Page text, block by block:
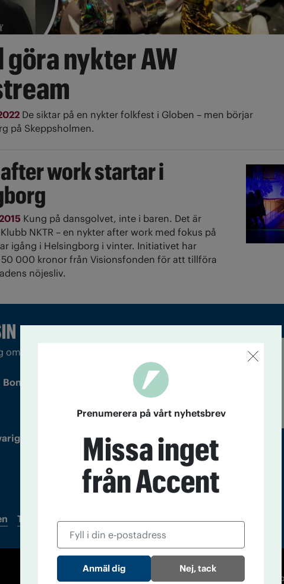
göra nykter AW
De siktar på en nykter folkfest i Globen – men börjar
på Skeppsholmen.
work startar i
Kung på dansgolvet, inte i baren. Det är
NKTR – en nykter after work med fokus på
igång i Helsingborg i vinter. Initiativet har
000 kronor från Visionsfonden för att tillföra
nöjesliv.
droger och nykterhet
21, 116 33 Stockholm
utgivare: Barbro Janson Lundkvist,
Tidningsarkiv In English
Prenumerera på vårt nyhetsbrev
Missa inget
från Accent
Nej, tack